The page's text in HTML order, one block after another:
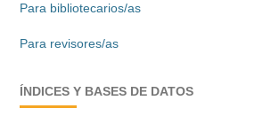
Para bibliotecarios/as
Para revisores/as
ÍNDICES Y BASES DE DATOS